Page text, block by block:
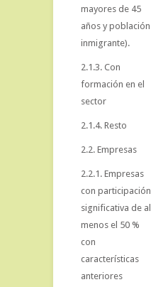
mayores de 45
años y población
inmigrante).
2.1.3. Con
formación en el
sector
2.1.4. Resto
2.2. Empresas
2.2.1. Empresas
con participación
significativa de al
menos el 50 %
con
características
anteriores